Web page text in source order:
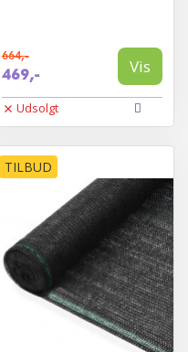
664,-
469,- Vis
Udsolgt
TILBUD